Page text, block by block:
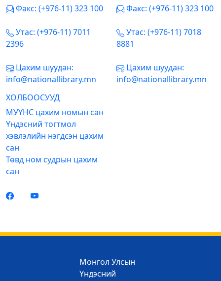
Факс: (+976-11) 323 100
Утас: (+976-11) 7011
2396
Цахим шуудан:
info@nationallibrary.mn
Факс: (+976-11) 323 100
Утас: (+976-11) 7018
8881
Цахим шуудан:
info@nationallibrary.mn
ХОЛБООСУУД
МУҮНС цахим номын сан
Үндэсний тогтмол
хэвлэлийн нэгдсэн цахим
сан
Төвд ном судрын цахим
сан
Монгол Улсын
Үндэсний